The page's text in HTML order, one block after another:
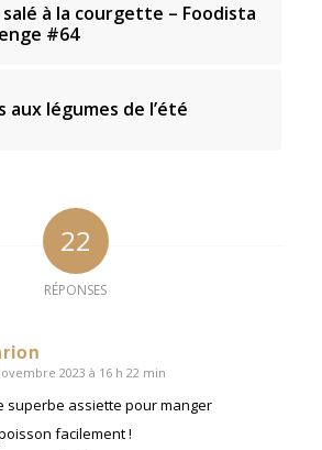
salé à la courgette – Foodista
#64
aux légumes de l’été
22
RÉPONSES
2023 à 16 h 22 min
superbe assiette pour manger
facilement !